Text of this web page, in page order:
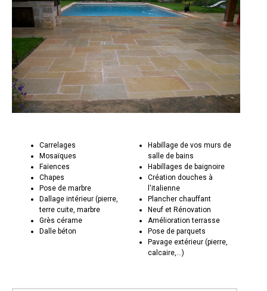
Carrelages
Mosaïques
Faïences
Chapes
Pose de marbre
Dallage intérieur (pierre,
terre cuite, marbre
Grès cérame
Dalle béton
Habillage de vos murs de
salle de bains
Habillages de baignoire
Création douches à
l'italienne
Plancher chauffant
Neuf et Rénovation
Amélioration terrasse
Pose de parquets
Pavage extérieur (pierre,
calcaire,...)